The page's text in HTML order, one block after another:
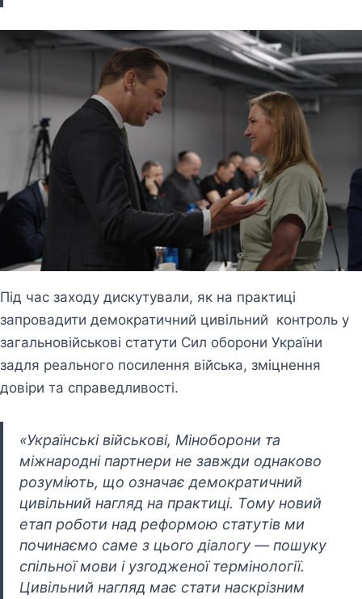
Під час заходу дискутували, як на практиці
запровадити демократичний цивільний контроль у
загальновійськові статути Сил оборони України
задля реального посилення війська, зміцнення
довіри та справедливості.
«Українські військові, Міноборони та
міжнародні партнери не завжди однаково
розуміють, що означає демократичний
цивільний нагляд на практиці. Тому новий
етап роботи над реформою статутів ми
починаємо саме з цього діалогу — пошуку
спільної мови і узгодженої термінології.
Цивільний нагляд має стати наскрізним